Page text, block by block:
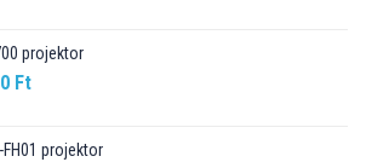
projektor
Ft
FH01 projektor